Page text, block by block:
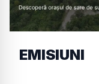
EMISIUNI